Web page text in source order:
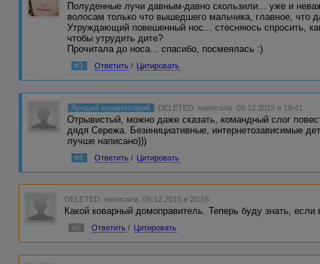
Полуденные лучи давным-давно скользили... уже и
волосам только что вышедшего мальчика, главное, что
Утруждающий повешенный нос... стесняюсь спросить,
чтобы утрудить дите?
Прочитала до носа... спасибо, посмеялась :)
#3 Ответить / Цитировать
Лучший комментарий DELETED написала 09.12.2015 в 19:41
Отрывистый, можно даже сказать, командный слог
дядя Сережа. Безинициативные, интернетозависимые
лучше написано)))
#4 Ответить / Цитировать
DELETED написала 09.12.2015 в 20:55
Какой коварный домоправитель. Теперь буду знать, если
#5 Ответить / Цитировать